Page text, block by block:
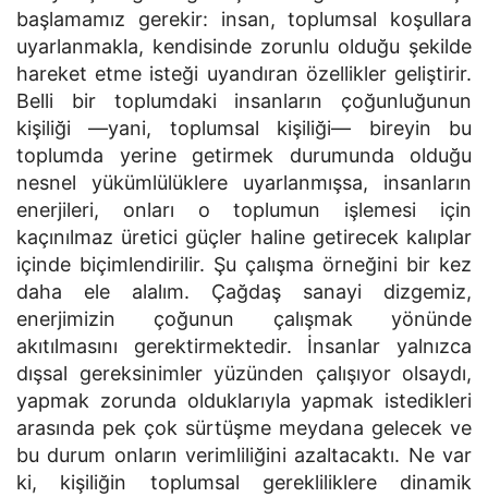
başlamamız gerekir: insan, toplumsal koşullara
uyarlanmakla, kendisinde zorunlu olduğu şekilde
hareket etme isteği uyandıran özellikler geliştirir.
Belli bir toplumdaki insanların çoğunluğunun
kişiliği —yani, toplumsal kişiliği— bireyin bu
toplumda yerine getirmek durumunda olduğu
nesnel yükümlülüklere uyarlanmışsa, insanların
enerjileri, onları o toplumun işlemesi için
kaçınılmaz üretici güçler haline getirecek kalıplar
içinde biçimlendirilir. Şu çalışma örneğini bir kez
daha ele alalım. Çağdaş sanayi dizgemiz,
enerjimizin çoğunun çalışmak yönünde
akıtılmasını gerektirmektedir. İnsanlar yalnızca
dışsal gereksinimler yüzünden çalışıyor olsaydı,
yapmak zorunda olduklarıyla yapmak istedikleri
arasında pek çok sürtüşme meydana gelecek ve
bu durum onların verimliliğini azaltacaktı. Ne var
ki, kişiliğin toplumsal gerekliliklere dinamik